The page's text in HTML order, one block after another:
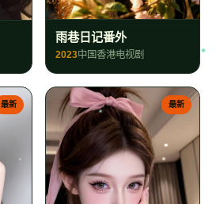
雨巷日记番外
2023中国香港电视剧
最新 最新